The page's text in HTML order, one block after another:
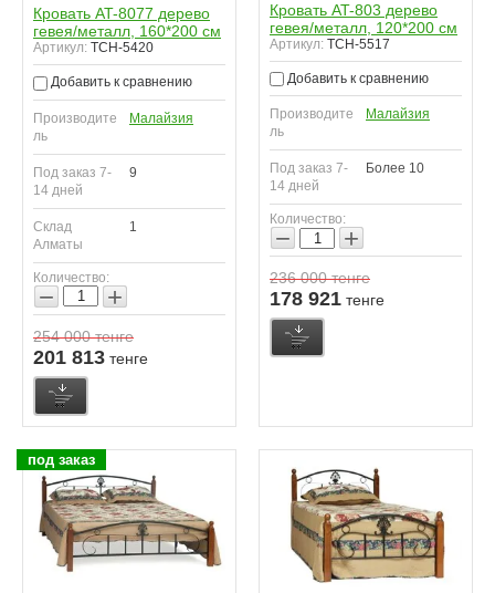
Кровать AT-8077 дерево
гевея/металл, 160*200 см
Артикул: TCH-5420
Добавить к сравнению
Производите
ль
Малайзия
Под заказ 7-
14 дней
9
Склад
Алматы
1
Количество:
− +
254 000тенге
201 813 тенге
Кровать AT-803 дерево
гевея/металл, 120*200 см
Артикул: TCH-5517
Добавить к сравнению
Производите
ль
Малайзия
Под заказ 7-
14 дней
Более 10
Количество:
− +
236 000тенге
178 921 тенге
под заказ